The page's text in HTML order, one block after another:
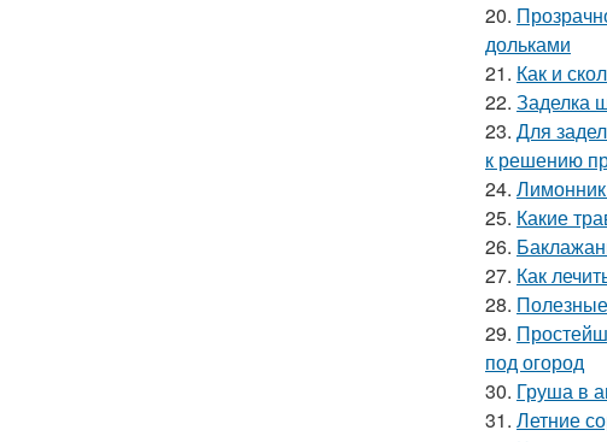
20.
дольками
21. Как и
22. Заделка
23. Для
к решению
24.
25. Какие
26.
27. Как
28.
29.
под огород
30. Груша в
31. Летние